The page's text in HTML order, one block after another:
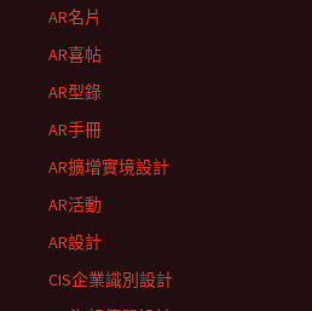
AR名片
AR喜帖
AR型錄
AR手冊
AR擴增實境設計
AR活動
AR設計
CIS企業識別設計